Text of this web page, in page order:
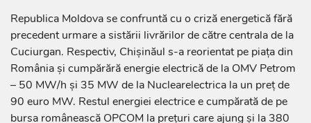
Republica Moldova se confruntă cu o criză energetică fără
precedent urmare a sistării livrărilor de către centrala de la
Cuciurgan. Respectiv, Chișinăul s-a reorientat pe piața din
România și cumpărără energie electrică de la OMV Petrom
– 50 MW/h și 35 MW de la Nuclearelectrica la un preț de
90 euro MW. Restul energiei electrice e cumpărată de pe
bursa românească OPCOM la prețuri care ajung și la 380